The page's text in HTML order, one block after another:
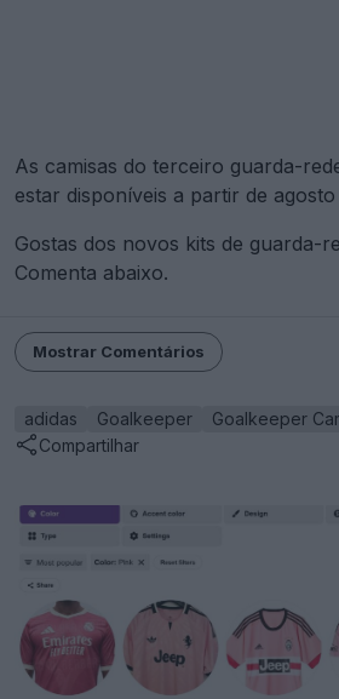
As camisas do terceiro guarda-
estar disponíveis a partir de agosto
Gostas dos novos kits de guarda-
Comenta abaixo.
Mostrar Comentários
adidas Goalkeeper Goalkeeper
Compartilhar